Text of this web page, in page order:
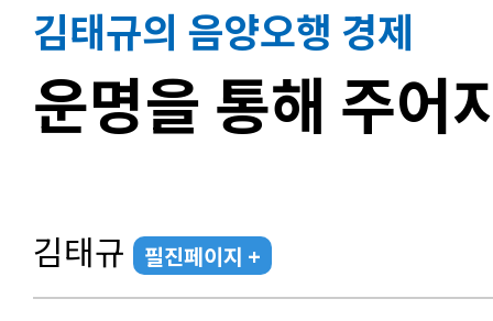
김태규의 음양오행 경제
운명을 통해 주어
김태규 필진페이지 +